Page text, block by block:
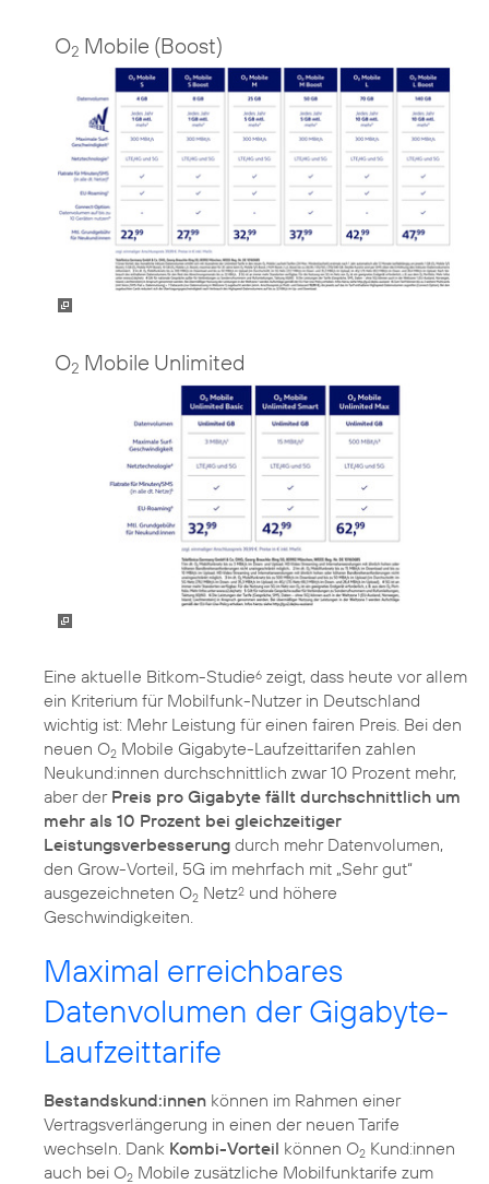
O2 Mobile (Boost)
O2 Mobile Unlimited
Eine aktuelle Bitkom-Studie6 zeigt, dass heute vor allem
ein Kriterium für Mobilfunk-Nutzer in Deutschland
wichtig ist: Mehr Leistung für einen fairen Preis. Bei den
neuen O2 Mobile Gigabyte-Laufzeittarifen zahlen
Neukund:innen durchschnittlich zwar 10 Prozent mehr,
aber der Preis pro Gigabyte fällt durchschnittlich um
mehr als 10 Prozent bei gleichzeitiger
Leistungsverbesserung durch mehr Datenvolumen,
den Grow-Vorteil, 5G im mehrfach mit „Sehr gut“
ausgezeichneten O2 Netz2 und höhere
Geschwindigkeiten.
Maximal erreichbares
Datenvolumen der Gigabyte-
Laufzeittarife
Bestandskund:innen können im Rahmen einer
Vertragsverlängerung in einen der neuen Tarife
wechseln. Dank Kombi-Vorteil können O2 Kund:innen
auch bei O2 Mobile zusätzliche Mobilfunktarife zum